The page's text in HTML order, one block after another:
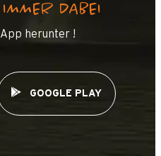
IMMER DABEI
App herunter !
GOOGLE PLAY